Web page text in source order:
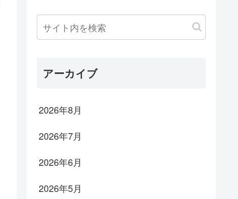
アーカイブ
2026年8月
2026年7月
2026年6月
2026年5月